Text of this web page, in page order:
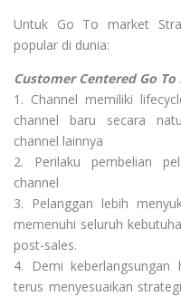
Untuk Go To market
popular di dunia:
Customer Centered Go
1. Channel memiliki
channel baru secara
channel lainnya
2. Perilaku pembelian
channel
3. Pelanggan lebih
memenuhi seluruh
post-sales.
4. Demi keberlangsungan
terus menyesuaikan